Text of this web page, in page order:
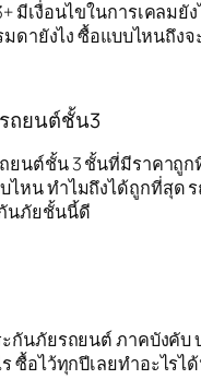
มีเงื่อนไขในการเคลมยั
มดายังไง ซื้อแบบไหนถึงจ
ถยนต์ชั้น3
ยนต์ชั้น 3 ชั้นที่มีราคาถู
ไหน ทำไมถึงได้ถูกที่สุด
นภัยชั้นนี้ดี
กันภัยรถยนต์ ภาคบังคับ
ซื้อไว้ทุกปีเลยทำอะไรไ